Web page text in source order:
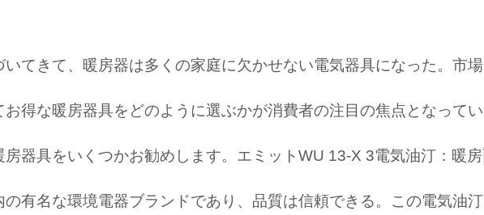
てきて、暖房器は多くの家庭に欠かせない電気器具になった。市
得な暖房器具をどのように選ぶかが消費者の注目の焦点となってい
器具をいくつかお勧めします。エミットWU 13-X 3電気油汀：暖房
有名な環境電器ブランドであり、品質は信頼できる。この電気油